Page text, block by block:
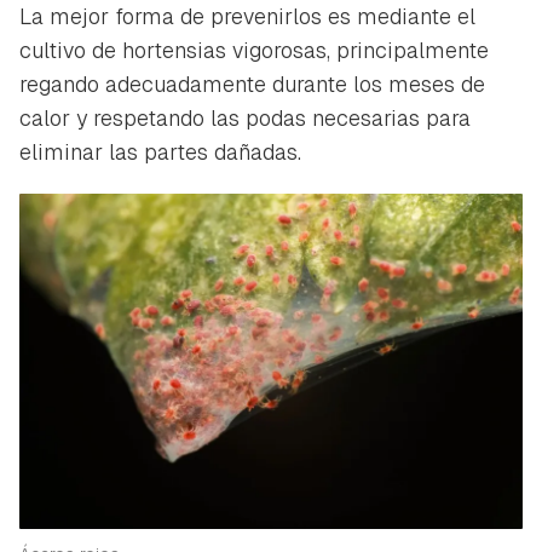
La mejor forma de prevenirlos es mediante el
cultivo de hortensias vigorosas, principalmente
regando adecuadamente durante los meses de
calor y respetando las podas necesarias para
eliminar las partes dañadas.